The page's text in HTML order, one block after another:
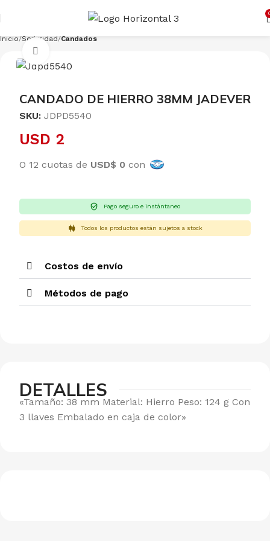
Inicio Seguridad Candados
CANDADO DE HIERRO 38MM JADEVER
SKU: JDPD5540
USD 2
O 12 cuotas de USD$ 0 con
Pago seguro e instántaneo
Todos los productos están sujetos a stock
Costos de envío
Métodos de pago
DETALLES
«Tamaño: 38 mm Material: Hierro Peso: 124 g Con
3 llaves Embalado en caja de color»
Cargando productos…